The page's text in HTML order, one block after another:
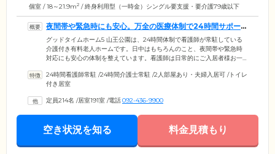
個室 / 18～21.9m2 / 終身利用型（一時金）シングル要支援・要介護79歳以下
夜間帯や緊急時にも安心。万全の医療体制で24時間サポー
トいたします
グッドタイムホーム5 山王公園は、24時間体制で看護師が常駐している
介護付き有料老人ホームです。日中はもちろんのこと、夜間帯や緊急時
対応にも安心の体制を整えています。看護師は日常的にご入居者様お一
応じて医療機関に連絡をし、指示を仰ぎます。さらに「吉村内科」「上
田内科クリニック」などの医療機関と提携し、定期的な訪問診療や健康
様・ご家族様のご希望に沿ってお看取りの対応も可能。医療面でも安心
してお過ごしください。
24時間看護師常駐 /24時間介護士常駐 /2人部屋あり・夫婦入居可 /トイレ
付き居室
定員214名 /居室191室 /電話092-436-9900
空き状況を知る 料金見積もり